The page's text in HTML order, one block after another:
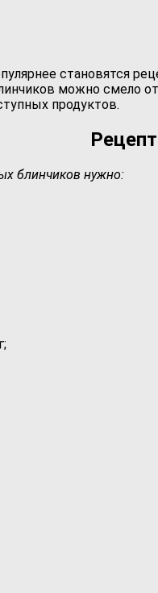
становятся
можно смело
продуктов.
блинчиков нужно: